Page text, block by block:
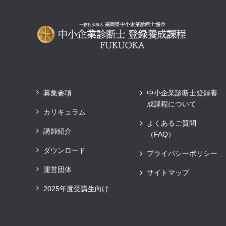
募集要項
カリキュラム
講師紹介
ダウンロード
運営団体
2025年度受講生向け
中小企業診断士登録養
成課程について
よくあるご質問
（FAQ）
プライバシーポリシー
サイトマップ